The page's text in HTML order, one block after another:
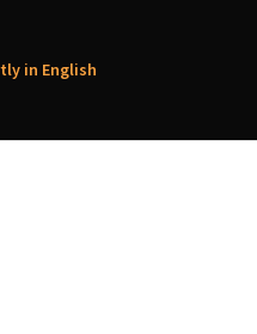
in English